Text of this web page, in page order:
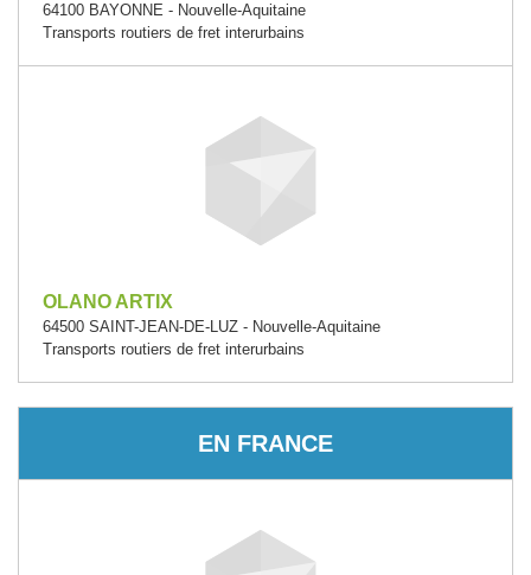
64100 BAYONNE - Nouvelle-Aquitaine
Transports routiers de fret interurbains
OLANO ARTIX
64500 SAINT-JEAN-DE-LUZ - Nouvelle-Aquitaine
Transports routiers de fret interurbains
EN FRANCE